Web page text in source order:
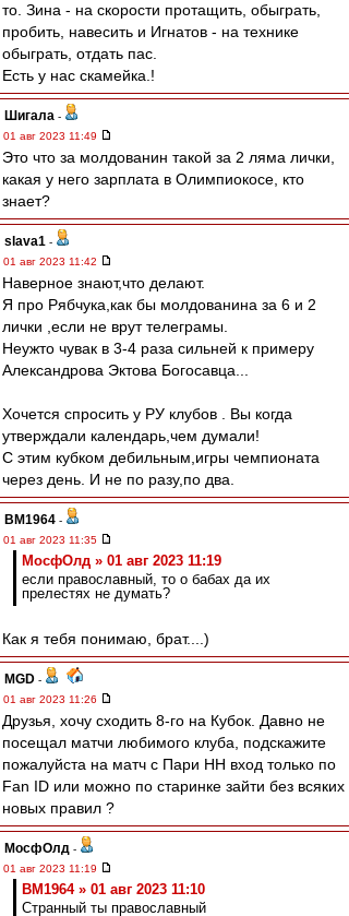
то. Зина - на скорости протащить, обыграть,
пробить, навесить и Игнатов - на технике
обыграть, отдать пас.
Есть у нас скамейка.!
Шигала -
01 авг 2023 11:49
Это что за молдованин такой за 2 ляма лички,
какая у него зарплата в Олимпиокосе, кто
знает?
slava1 -
01 авг 2023 11:42
Наверное знают,что делают.
Я про Рябчука,как бы молдованина за 6 и 2
лички ,если не врут телеграмы.
Неужто чувак в 3-4 раза сильней к примеру
Александрова Эктова Богосавца...
Хочется спросить у РУ клубов . Вы когда
утверждали календарь,чем думали!
С этим кубком дебильным,игры чемпионата
через день. И не по разу,по два.
BM1964 -
01 авг 2023 11:35
МосфОлд » 01 авг 2023 11:19
если православный, то о бабах да их
прелестях не думать?
Как я тебя понимаю, брат....)
MGD -
01 авг 2023 11:26
Друзья, хочу сходить 8-го на Кубок. Давно не
посещал матчи любимого клуба, подскажите
пожалуйста на матч с Пари НН вход только по
Fan ID или можно по старинке зайти без всяких
новых правил ?
МосфОлд -
01 авг 2023 11:19
BM1964 » 01 авг 2023 11:10
Странный ты православный